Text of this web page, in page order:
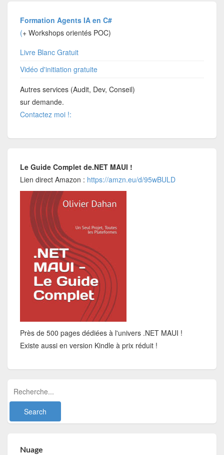
Formation Agents IA en C#
(+ Workshops orientés POC)
Livre Blanc Gratuit
Vidéo d'initiation gratuite
Autres services (Audit, Dev, Conseil)
sur demande.
Contactez moi !:
Le Guide Complet de.NET MAUI !
Lien direct Amazon : https://amzn.eu/d/95wBULD
Près de 500 pages dédiées à l'univers .NET MAUI !
Existe aussi en version Kindle à prix réduit !
Nuage